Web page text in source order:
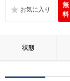
無
料
状態